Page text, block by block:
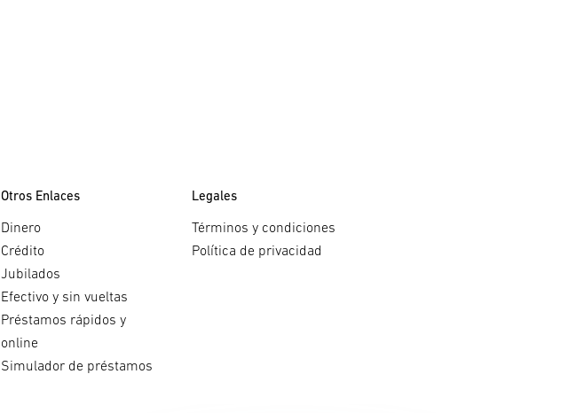
Otros Enlaces
Dinero
Crédito
Jubilados
Efectivo y sin vueltas
Préstamos rápidos y
online
Simulador de préstamos
Legales
Términos y condiciones
Política de privacidad